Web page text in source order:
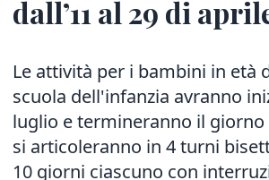
dall’11 al 29 di
Le attività per i bambini in età
scuola dell'infanzia avranno
luglio e termineranno il giorno
si articoleranno in 4 turni
10 giorni ciascuno con